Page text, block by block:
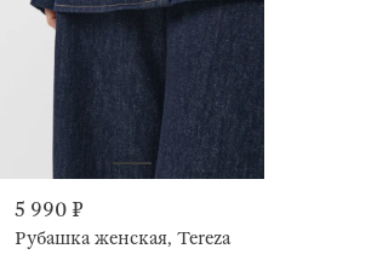
5 990 ₽
Рубашка женская, Tereza